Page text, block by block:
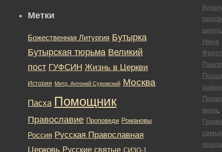
центр
Нина
район
вера
семья
Метки
Божественная Литургия Бутырка
Бутырская тюрьма Великий
пост ГУФСИН Жизнь в Церкви
История Митр. Антоний Сурожский Москва
Пасха Помощник
Православие Проповеди Романовы
Россия Русская Православная
Церковь Русские святые СИЗО-1